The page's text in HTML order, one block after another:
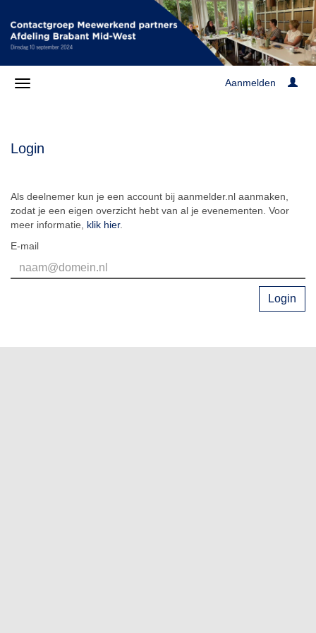
Aanmelden
Login
Als deelnemer kun je een account bij aanmelder.nl aanmaken,
zodat je een eigen overzicht hebt van al je evenementen. Voor
meer informatie, klik hier.
E-mail
Login